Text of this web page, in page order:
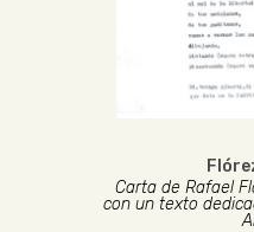
Carta de Rafael
con un texto